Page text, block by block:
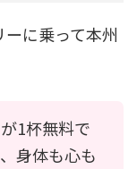
に乗って本州
1杯無料で
身体も心も